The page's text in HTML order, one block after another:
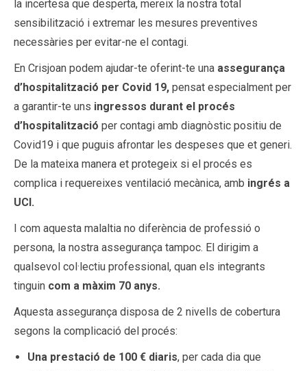
la incertesa que desperta, mereix la nostra total
sensibilització i extremar les mesures preventives
necessàries per evitar-ne el contagi.
En Crisjoan podem ajudar-te oferint-te una assegurança
d’hospitalització per Covid 19, pensat especialment per
a garantir-te uns ingressos durant el procés
d’hospitalització per contagi amb diagnòstic positiu de
Covid19 i que puguis afrontar les despeses que et generi.
De la mateixa manera et protegeix si el procés es
complica i requereixes ventilació mecànica, amb ingrés a
UCI.
I com aquesta malaltia no diferència de professió o
persona, la nostra assegurança tampoc. El dirigim a
qualsevol col·lectiu professional, quan els integrants
tinguin com a màxim 70 anys.
Aquesta assegurança disposa de 2 nivells de cobertura
segons la complicació del procés:
Una prestació de 100 € diaris, per cada dia que